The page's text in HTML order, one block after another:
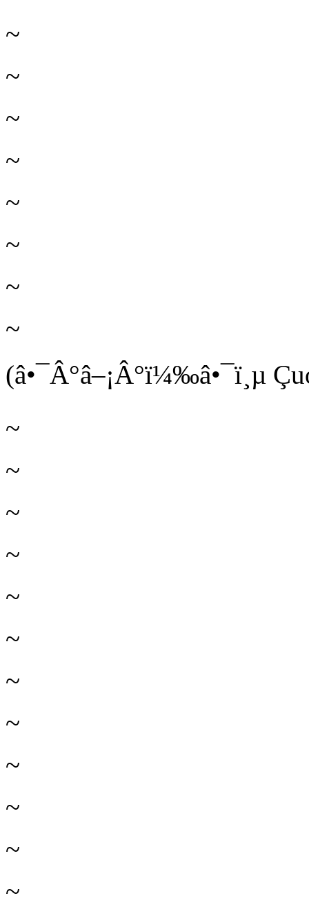
~
~
~
~
~
~
~
~
(â•¯Â°â–¡Â°ï¼‰â•¯ï¸µ
~
~
~
~
~
~
~
~
~
~
~
~